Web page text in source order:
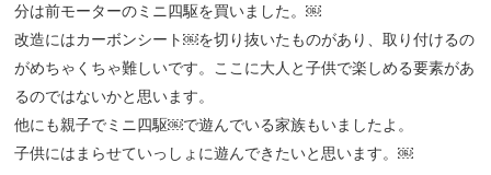
分は前モーターのミニ四駆を買いました。￼
改造にはカーボンシート￼を切り抜いたものがあり、取り付けるの
がめちゃくちゃ難しいです。ここに大人と子供で楽しめる要素があ
るのではないかと思います。
他にも親子でミニ四駆￼で遊んでいる家族もいましたよ。
子供にはまらせていっしょに遊んできたいと思います。￼